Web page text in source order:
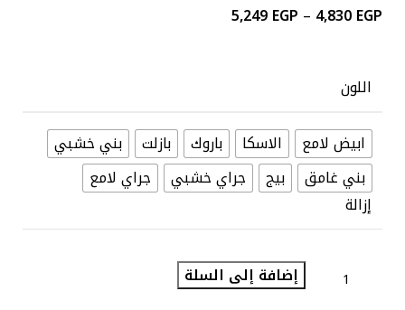
4,830EGP
–
5,249EGP
اللون
ابيض لامع
الاسكا باروك بازلت
بني خشبي
بني غامق
بيج جراي خشبي
جراي لامع
إزالة
إضافة إلى السلة